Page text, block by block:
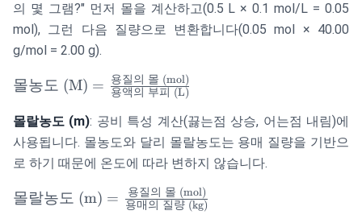
의 몇 그램?" 먼저 몰을 계산하고(0.5 L × 0.1 mol/L = 0.05
mol), 그런 다음 질량으로 변환합니다(0.05 mol × 40.00
g/mol = 2.00 g).
\text{몰농도
\frac{\text{용
질의 몰
(mol)}}
{\text{용액의
부피 (L)}}
몰농도 (M) = 용액의 부피 (L)
용질의 몰 (mol)
몰랄농도 (m): 공비 특성 계산(끓는점 상승, 어는점 내림)에
사용됩니다. 몰농도와 달리 몰랄농도는 용매 질량을 기반으
로 하기 때문에 온도에 따라 변하지 않습니다.
\text{몰랄농
몰랄농도 (m) = 용매의 질량 (kg)
용질의 몰 (mol)